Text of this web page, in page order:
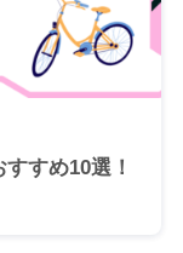
すめ10選！